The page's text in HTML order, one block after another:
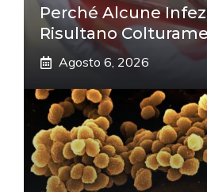
Perché Alcune
Risultano
Agosto 6, 2026